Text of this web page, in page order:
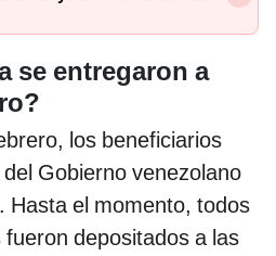
se entregaron a
los beneficiarios
Gobierno venezolano
Hasta el momento, todos
fueron depositados a las